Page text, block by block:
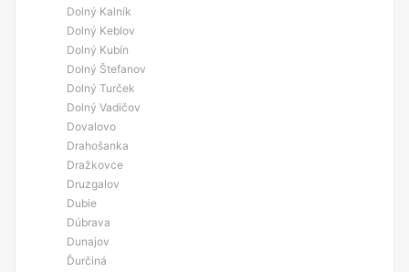
Dolný Kalník
Dolný Keblov
Dolný Kubín
Dolný Štefanov
Dolný Turček
Dolný Vadičov
Dovalovo
Drahošanka
Dražkovce
Druzgalov
Dubie
Dúbrava
Dunajov
Ďurčiná